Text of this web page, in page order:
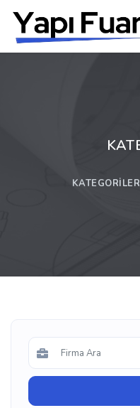
KATEGORILER